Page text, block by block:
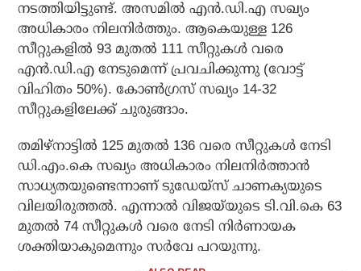
നടത്തിയിട്ടുണ്ട്. അസമില്‍ എന്‍.ഡി.എ സഖ്യം
അധികാരം നിലനിര്‍ത്തും. ആകെയുള്ള 126
സീറ്റുകളില്‍ 93 മുതല്‍ 111 സീറ്റുകള്‍ വരെ
എന്‍.ഡി.എ നേടുമെന്ന് പ്രവചിക്കുന്നു (വോട്ട്
വിഹിതം 50%). കോണ്‍ഗ്രസ് സഖ്യം 14-32
സീറ്റുകളിലേക്ക് ചുരുങ്ങാം.
തമിഴ്‌നാട്ടില്‍ 125 മുതല്‍ 136 വരെ സീറ്റുകള്‍ നേടി
ഡി.എം.കെ സഖ്യം അധികാരം നിലനിര്‍ത്താന്‍
സാധ്യതയുണ്ടെന്നാണ് ടുഡേയ്‌സ് ചാണക്യയുടെ
വിലയിരുത്തല്‍. എന്നാല്‍ വിജയ്‌യുടെ ടി.വി.കെ 63
മുതല്‍ 74 സീറ്റുകള്‍ വരെ നേടി നിര്‍ണായക
ശക്തിയാകുമെന്നും സര്‍വേ പറയുന്നു.